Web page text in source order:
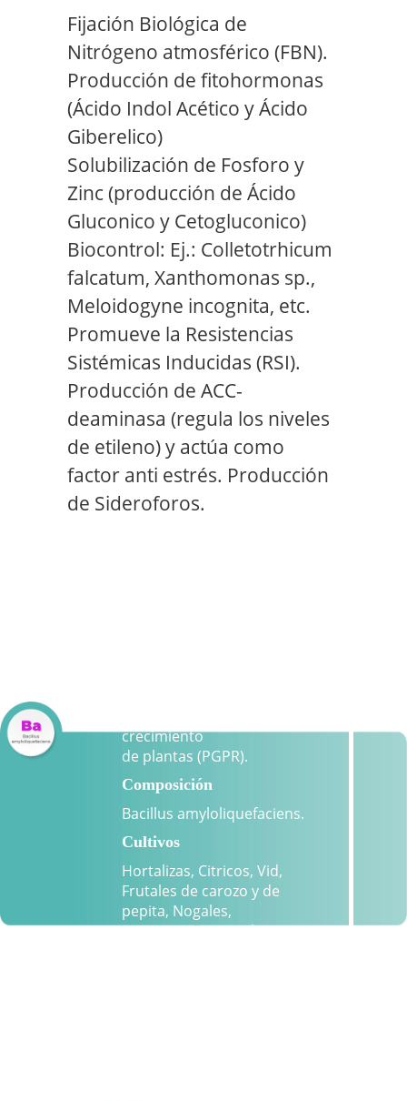
Fijación Biológica de
Nitrógeno atmosférico (FBN).
Producción de fitohormonas
(Ácido Indol Acético y Ácido
Giberelico)
Solubilización de Fosforo y
Zinc (producción de Ácido
Gluconico y Cetogluconico)
Biocontrol: Ej.: Colletotrhicum
falcatum, Xanthomonas sp.,
Meloidogyne incognita, etc.
Promueve la Resistencias
Sistémicas Inducidas (RSI).
Producción de ACC-
deaminasa (regula los niveles
de etileno) y actúa como
factor anti estrés. Producción
de Sideroforos.
crecimiento
de plantas (PGPR).
Composición
Bacillus amyloliquefaciens.
Cultivos
Hortalizas, Citricos, Vid,
Frutales de carozo y de
pepita, Nogales,
Bananeros, Cespedes,